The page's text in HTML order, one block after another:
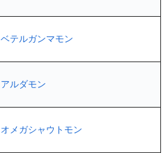
ベテルガンマモン
アルダモン
オメガシャウトモン